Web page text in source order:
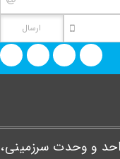
و وحدت سرزمینی،